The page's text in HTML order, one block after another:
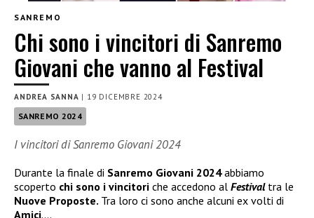
SANREMO
Chi sono i vincitori di Sanremo
Giovani che vanno al Festival
ANDREA SANNA | 19 DICEMBRE 2024
SANREMO 2024
I vincitori di Sanremo Giovani 2024
Durante la finale di Sanremo Giovani 2024abbiamo
scoperto chi sono i vincitori che accedono al Festival tra le
Nuove Proposte. Tra loro ci sono anche alcuni ex volti di
Amici….